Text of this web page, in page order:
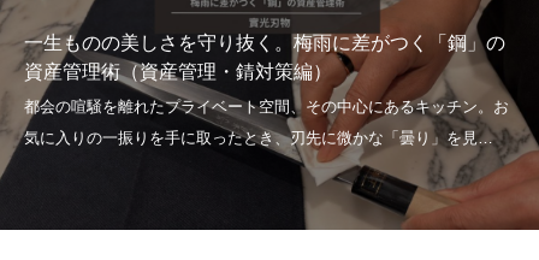
一生ものの美しさを守り抜く。梅雨に差がつく「鋼」の
資産管理術（資産管理・錆対策編）